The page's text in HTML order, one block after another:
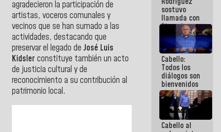
agradecieron la participación de
artistas, voceros comunales y
vecinos que se han sumado a las
actividades, destacando que
preservar el legado de José Luis
Kidsler constituye también un acto
de justicia cultural y de
reconocimiento a su contribución al
patrimonio local.
sostuvo
llamada con
Dinorah
Figuera y
acuerdan
primer
encuentro
presencial
para el
diálogo
Cabello:
Todos los
diálogos son
bienvenidos
siempre que
estén en el
marco de la
Constitución
de la
Cabello al